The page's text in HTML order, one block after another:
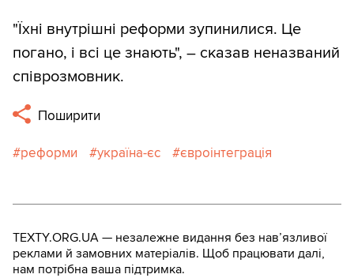
"Їхні внутрішні реформи зупинилися. Це
погано, і всі це знають", – сказав неназваний
співрозмовник.
Поширити
реформи україна-єс євроінтеграція
TEXTY.ORG.UA — незалежне видання без навʼязливої
реклами й замовних матеріалів. Щоб працювати далі,
нам потрібна ваша підтримка.